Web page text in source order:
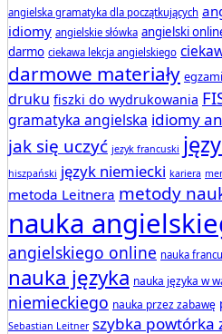
angielska gramatyka dla początkujących
idiomy angielskie słówka angielski
darmo ciekawa lekcja angielskiego
darmowe materiały
druku fiszki do wydrukowania
gramatyka angielska idiomy
jak się uczyć jezyk francuski
hiszpański język niemiecki kariera
metoda Leitnera metody
nauka
angielskiego online nauka
nauka języka nauka języka w
niemieckiego nauka przez zabawę
Sebastian Leitner szybka powtórka